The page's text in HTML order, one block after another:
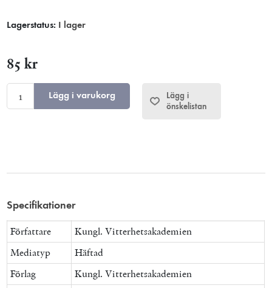
Lagerstatus: I lager
85 kr
Lägg i varukorg
Lägg i
önskelistan
Specifikationer
Författare
Kungl. Vitterhetsakademien
Mediatyp
Häftad
Förlag
Kungl. Vitterhetsakademien